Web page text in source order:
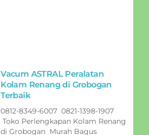
Vacum ASTRAL Peralatan
Kolam Renang di Grobogan
Terbaik
0812-8349-6007 0821-1398-1907
Toko Perlengkapan Kolam Renang
di Grobogan Murah Bagus